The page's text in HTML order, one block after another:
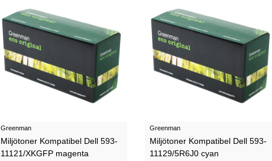
Greenman
Miljötoner Kompatibel Dell 593-
11121/XKGFP magenta
Greenman
Miljötoner Kompatibel Dell 593-
11129/5R6J0 cyan